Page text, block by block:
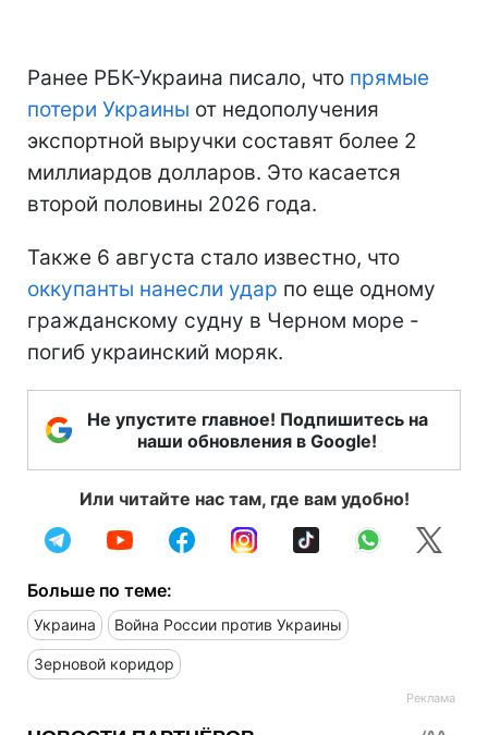
Ранее РБК-Украина писало, что прямые
потери Украины от недополучения
экспортной выручки составят более 2
миллиардов долларов. Это касается
второй половины 2026 года.
Также 6 августа стало известно, что
оккупанты нанесли удар по еще одному
гражданскому судну в Черном море -
погиб украинский моряк.
Не упустите главное! Подпишитесь на
наши обновления в Google!
Или читайте нас там, где вам удобно!
Больше по теме:
Украина Война России против Украины
Зерновой коридор